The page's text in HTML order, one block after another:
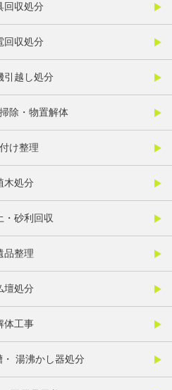
回収処分
回収処分
引越し処分
除・物置解体
け整理
木処分
・砂利回収
品整理
壇処分
体工事
・ 湯沸かし器処分